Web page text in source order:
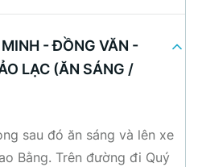
- ĐỒNG VĂN -
LẠC (ĂN SÁNG /
sau đó ăn sáng và lên xe
Bằng. Trên đường đi Quý